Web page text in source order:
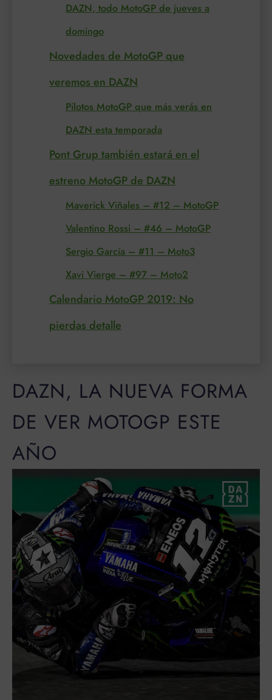
DAZN, todo MotoGP de jueves a
domingo
Novedades de MotoGP que
veremos en DAZN
Pilotos MotoGP que más verás en
DAZN esta temporada
Pont Grup también estará en el
estreno MotoGP de DAZN
Maverick Viñales – #12 – MotoGP
Valentino Rossi – #46 – MotoGP
Sergio García – #11 – Moto3
Xavi Vierge – #97 – Moto2
Calendario MotoGP 2019: No
pierdas detalle
DAZN, LA NUEVA FORMA
DE VER MOTOGP ESTE
AÑO